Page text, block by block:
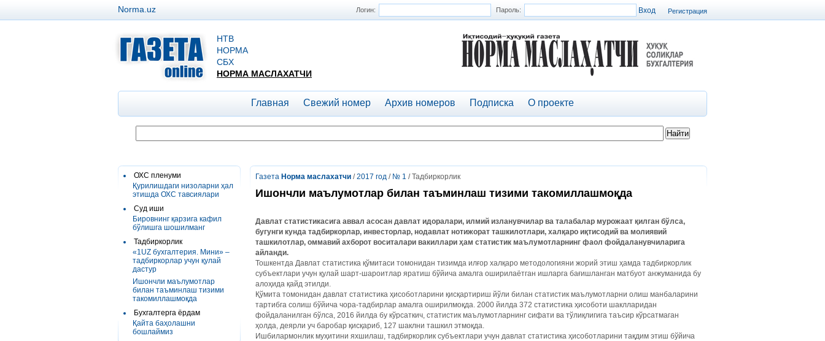
Регистрация
Логин: Пароль:
Norma.uz
НТВ
НОРМА
СБХ
НОРМА МАСЛАХАТЧИ
Главная Свежий номер Архив номеров Подписка О проекте
ОХС пленуми
Қурилишдаги низоларни ҳал
этишда ОХС тавсиялари
Суд иши
Бировнинг қарзига кафил
бўлишга шошилманг
Тадбиркорлик
«1UZ бухгалтерия. Мини» –
тадбиркорлар учун қулай
дастур
Ишончли маълумотлар
билан таъминлаш тизими
такомиллашмоқда
Бухгалтерга ёрдам
Қайта баҳолашни
бошлаймиз
Газета Норма маслахатчи /2017 год / № 1 / Тадбиркорлик
Ишончли маълумотлар билан таъминлаш тизими такомиллашмоқда
Давлат статистикасига аввал асосан давлат идоралари, илмий изланувчилар ва талабалар мурожаат қилган бўлса,
бугунги кунда тадбиркорлар, инвесторлар, нодавлат нотижорат ташкилотлари, халқаро иқтисодий ва молиявий
ташкилотлар, оммавий ахборот воситалари вакиллари ҳам статистик маълумотларнинг фаол фойдаланувчиларига
айланди.
Тошкентда Давлат статистика қўмитаси томонидан тизимда илғор халқаро методологияни жорий этиш ҳамда тадбиркорлик
субъектлари учун қулай шарт-шароитлар яратиш бўйича амалга оширилаётган ишларга бағишланган матбуот анжуманида бу
алоҳида қайд этилди.
Қўмита томонидан давлат статистика ҳисоботларини қисқартириш йўли билан статистик маълумотларни олиш манбаларини
тартибга солиш бўйича чора-тадбирлар амалга оширилмоқда. 2000 йилда 372 статистика ҳисоботи шаклларидан
фойдаланилган бўлса, 2016 йилда бу кўрсаткич, статистик маълумотларнинг сифати ва тўлиқлигига таъсир кўрсатмаган
ҳолда, деярли уч баробар қисқариб, 127 шаклни ташкил этмоқда.
Ишбилармонлик муҳитини яхшилаш, тадбиркорлик субъектлари учун давлат статистика ҳисоботларини тақдим этиш бўйича